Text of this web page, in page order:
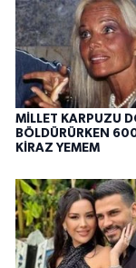
MİLLET KARPUZU
BÖLDÜRÜRKEN
KİRAZ YEMEM